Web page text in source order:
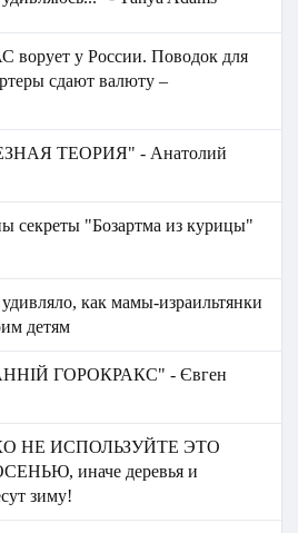
у России. Поводок для
сдают валюту –
ТЕОРИЯ" - Анатолий
секреты "Бозартма из курицы"
удивляло, как мамы-израильтянки
детям
ГОРОКРАКС" - Євген
НЕ ИСПОЛЬЗУЙТЕ ЭТО
иначе деревья и
зиму!